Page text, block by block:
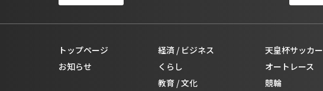
トップページ
お知らせ
経済 / ビジネス
くらし
教育 / 文化
天皇杯サッカー
オートレース
競輪